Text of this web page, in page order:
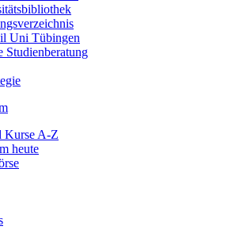
Uni Tübingen
Studienberatung
Kurse A-Z
heute